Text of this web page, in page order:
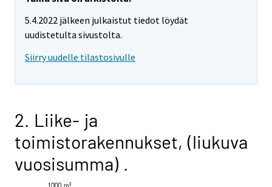
5.4.2022 jälkeen julkaistut tiedot löydät
uudistetulta sivustolta.
Siirry uudelle tilastosivulle
2. Liike- ja
toimistorakennukset, (liukuva
vuosisumma) .